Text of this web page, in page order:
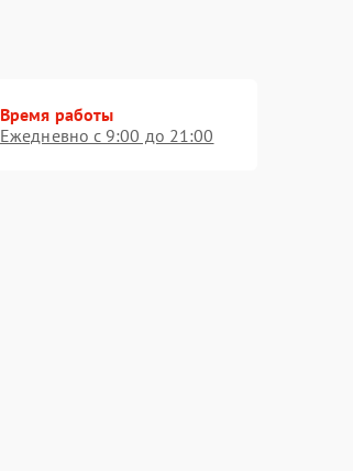
Время работы
Ежедневно с 9:00 до 21:00